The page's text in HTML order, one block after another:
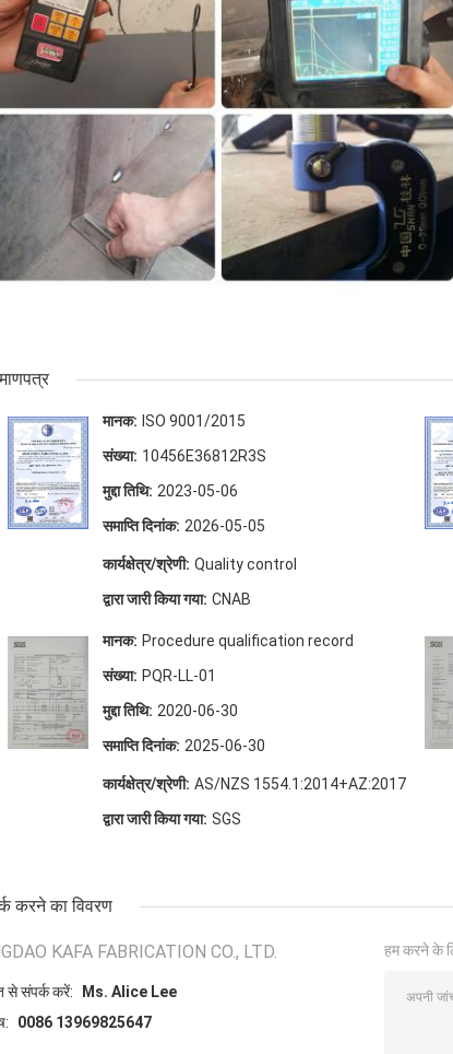
मानक: ISO 9001/2015
संख्या: 10456E36812R3S
मुद्दा तिथि: 2023-05-06
समाप्ति दिनांक: 2026-05-05
कार्यक्षेत्र/श्रेणी: Quality control
द्वारा जारी किया गया: CNAB
मानक: Procedure qualification record
संख्या: PQR-LL-01
मुद्दा तिथि: 2020-06-30
समाप्ति दिनांक: 2025-06-30
कार्यक्षेत्र/श्रेणी: AS/NZS 1554.1:2014+AZ:2017
द्वारा जारी किया गया: SGS
करने का विवरण
KAFA FABRICATION CO., LTD.
से संपर्क करें:
Ms. Alice Lee
0086 13969825647
हम करने के